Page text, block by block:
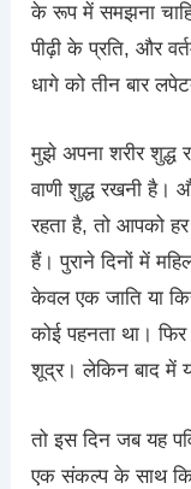
के रूप में समझना
पीढ़ी के प्रति, और
धागे को तीन बार
मुझे अपना शरीर शुद्ध
वाणी शुद्ध रखनी
रहता है, तो आपको
हैं। पुराने दिनों में
केवल एक जाति या
कोई पहनता था। फिर
शूद्र। लेकिन बाद में
तो इस दिन जब यह
एक संकल्प के साथ